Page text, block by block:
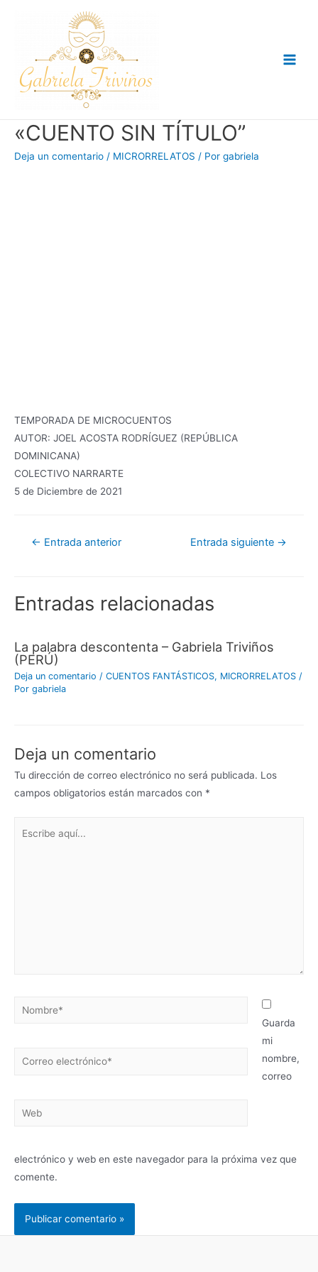
«CUENTO SIN TÍTULO”
Deja un comentario / MICRORRELATOS / Por gabriela
TEMPORADA DE MICROCUENTOS
AUTOR: JOEL ACOSTA RODRÍGUEZ (REPÚBLICA
DOMINICANA)
COLECTIVO NARRARTE
5 de Diciembre de 2021
Navegación
← Entrada anterior Entrada siguiente →
Entradas relacionadas
La palabra descontenta – Gabriela Triviños
(PERÚ)
Deja un comentario / CUENTOS FANTÁSTICOS, MICRORRELATOS /
Por gabriela
Deja un comentario
Tu dirección de correo electrónico no será publicada. Los
campos obligatorios están marcados con *
Nombre*
Correo
Web
Guarda
mi
nombre,
correo
electrónico y web en este navegador para la próxima vez que
comente.